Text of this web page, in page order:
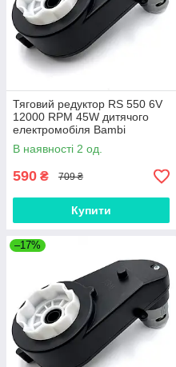
Тяговий редуктор RS 550 6V
12000 RPM 45W дитячого
електромобіля Bambi
В наявності 2 од.
590 ₴ 709 ₴
Купити
–17%